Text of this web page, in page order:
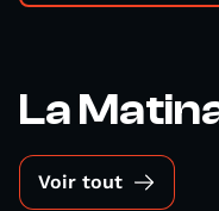
La
Voir tout